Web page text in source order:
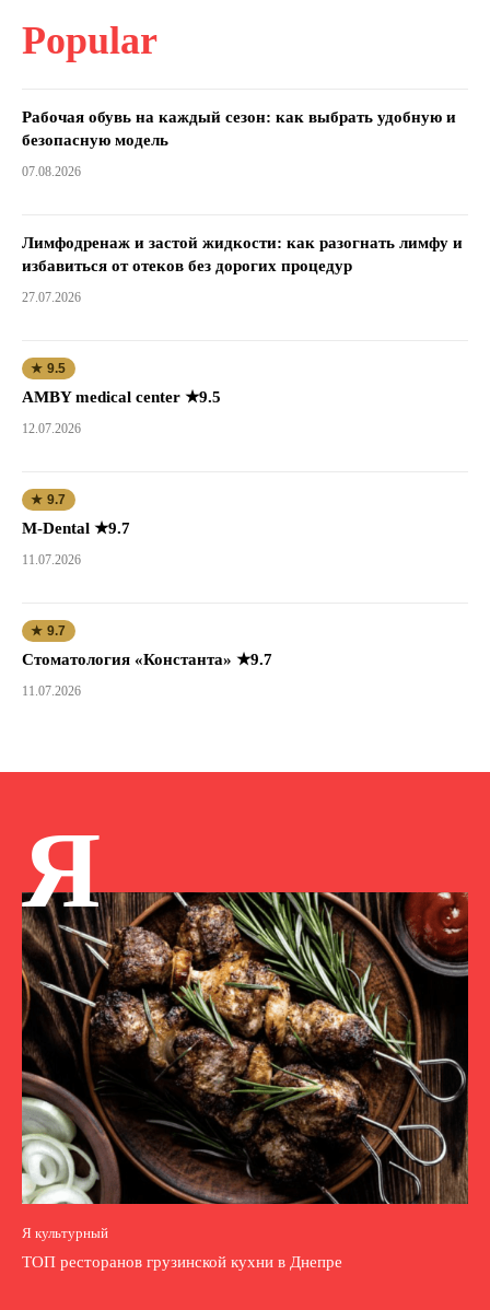
Popular
Рабочая обувь на каждый сезон: как выбрать удобную и
безопасную модель
07.08.2026
Лимфодренаж и застой жидкости: как разогнать лимфу и
избавиться от отеков без дорогих процедур
27.07.2026
★ 9.5
AMBY medical center ★9.5
12.07.2026
★ 9.7
M-Dental ★9.7
11.07.2026
★ 9.7
Стоматология «Константа» ★9.7
11.07.2026
Я
Я культурный
ТОП ресторанов грузинской кухни в Днепре